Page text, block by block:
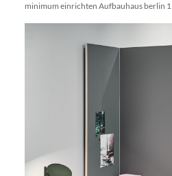
minimum einrichten Aufbauhaus berlin 1